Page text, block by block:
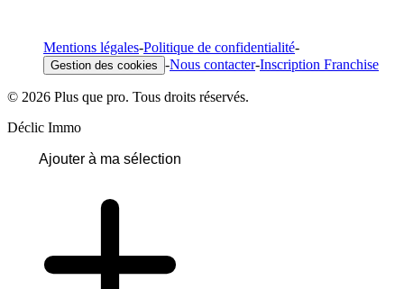
Mentions légales-Politique de confidentialité-
Gestion des cookies -Nous contacter-Inscription Franchise
© 2026 Plus que pro. Tous droits réservés.
Déclic Immo
Ajouter à ma sélection